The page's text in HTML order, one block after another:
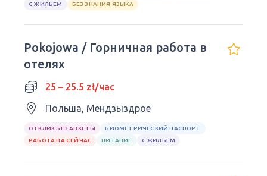
С ЖИЛЬЕМ
БЕЗ ЗНАНИЯ ЯЗЫКА
Pokojowa / Горничная работа в
отелях
25 – 25.5 zł/час
Польша, Мендзыздрое
ОТКЛИК БЕЗ АНКЕТЫ
БИОМЕТРИЧЕСКИЙ ПАСПОРТ
РАБОТА НА СЕЙЧАС
ПИТАНИЕ С ЖИЛЬЕМ